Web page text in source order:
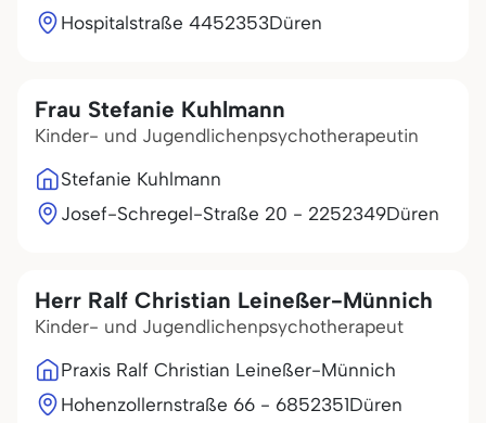
Hospitalstraße 4452353Düren
Frau Stefanie Kuhlmann
Kinder- und Jugendlichenpsychotherapeutin
Stefanie Kuhlmann
Josef-Schregel-Straße 20 - 2252349Düren
Herr Ralf Christian Leineßer-Münnich
Kinder- und Jugendlichenpsychotherapeut
Praxis Ralf Christian Leineßer-Münnich
Hohenzollernstraße 66 - 6852351Düren